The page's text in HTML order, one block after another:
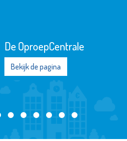
Argos Zorggroep
Bekijk de pagina